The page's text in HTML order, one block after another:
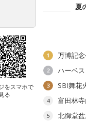
をスマホで
る
夏
1 万博記
2 ハーベ
3 SBI舞花
4 富田林
5
北御堂